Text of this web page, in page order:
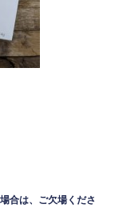
合は、ご欠場くださ